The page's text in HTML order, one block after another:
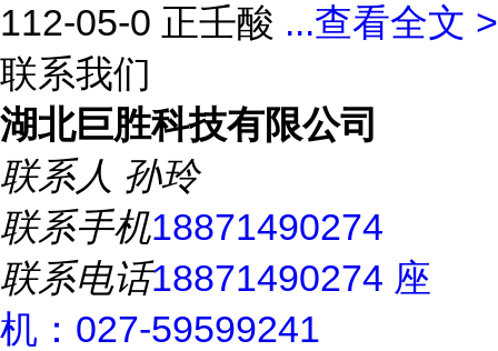
112-05-0 正壬酸 ...查看全文 >
联系我们
湖北巨胜科技有限公司
联系人 孙玲
联系手机18871490274
联系电话18871490274 座
机：027-59599241